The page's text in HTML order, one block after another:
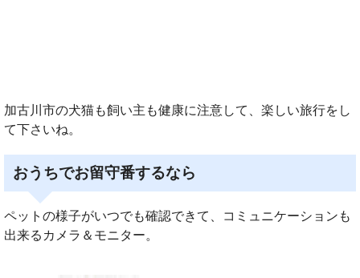
加古川市の犬猫も飼い主も健康に注意して、楽しい旅行をし
て下さいね。
おうちでお留守番するなら
ペットの様子がいつでも確認できて、コミュニケーションも
出来るカメラ＆モニター。